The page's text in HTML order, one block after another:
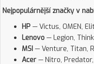
Nejpopulárnější značky v
HP — Victus, OMEN,
Lenovo — Legion,
MSI — Venture, Titan,
Acer — Nitro,